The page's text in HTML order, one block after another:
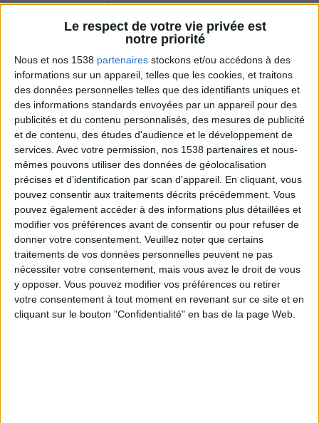
Le respect de votre vie privée est
notre priorité
Nous et nos 1538 partenaires stockons et/ou accédons à des
informations sur un appareil, telles que les cookies, et traitons
des données personnelles telles que des identifiants uniques et
des informations standards envoyées par un appareil pour des
publicités et du contenu personnalisés, des mesures de publicité
et de contenu, des études d'audience et le développement de
services. Avec votre permission, nos 1538 partenaires et nous-
mêmes pouvons utiliser des données de géolocalisation
précises et d’identification par scan d'appareil. En cliquant, vous
pouvez consentir aux traitements décrits précédemment. Vous
pouvez également accéder à des informations plus détaillées et
modifier vos préférences avant de consentir ou pour refuser de
donner votre consentement. Veuillez noter que certains
traitements de vos données personnelles peuvent ne pas
nécessiter votre consentement, mais vous avez le droit de vous
y opposer. Vous pouvez modifier vos préférences ou retirer
votre consentement à tout moment en revenant sur ce site et en
cliquant sur le bouton "Confidentialité" en bas de la page Web.
Chaque jeudi à 13h00, Morgan et Jean Michel,
animateurs du Service-Client Savoir Maigrir, vous
détaillent les avantages d'utiliser le programme
Savoir Maigrir pour perdre du poids... Dans la
seconde partie de la consultation, nos
spécialistes répondre aux questions des
utilisateurs.
Combien de kilos souhaitez-vous perdre ?
Moins de
5 kilos
De 5 à 10
kilos
Plus de
10 kilos
Service-client & Motivation Voir tout
Les équipes du Service-client et de la
Communauté Savoir Maigrir vous aident